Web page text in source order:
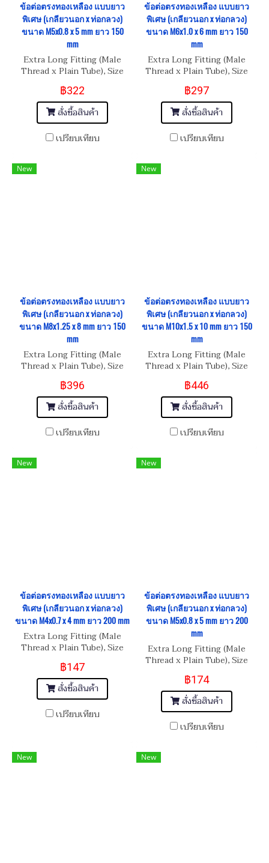
ข้อต่อตรงทองเหลือง แบบยาว
พิเศษ (เกลียวนอก x ท่อกลวง)
ขนาด M5x0.8 x 5 mm ยาว 150
mm
Extra Long Fitting (Male
Thread x Plain Tube), Size
M5x0.8 x 5 mm
฿322
สั่งซื้อสินค้า
เปรียบเทียบ
ข้อต่อตรงทองเหลือง แบบยาว
พิเศษ (เกลียวนอก x ท่อกลวง)
ขนาด M6x1.0 x 6 mm ยาว 150
mm
Extra Long Fitting (Male
Thread x Plain Tube), Size
M6x1.0 x 6 mm
฿297
สั่งซื้อสินค้า
เปรียบเทียบ
New
ข้อต่อตรงทองเหลือง แบบยาว
พิเศษ (เกลียวนอก x ท่อกลวง)
ขนาด M8x1.25 x 8 mm ยาว 150
mm
Extra Long Fitting (Male
Thread x Plain Tube), Size
฿396
สั่งซื้อสินค้า
เปรียบเทียบ
New
ข้อต่อตรงทองเหลือง แบบยาว
พิเศษ (เกลียวนอก x ท่อกลวง)
ขนาด M10x1.5 x 10 mm ยาว 150
mm
Extra Long Fitting (Male
Thread x Plain Tube), Size
฿446
สั่งซื้อสินค้า
เปรียบเทียบ
New
ข้อต่อตรงทองเหลือง แบบยาว
พิเศษ (เกลียวนอก x ท่อกลวง)
ขนาด M4x0.7 x 4 mm ยาว 200 mm
Extra Long Fitting (Male
Thread x Plain Tube), Size
M4x0.7 x 4 mm
฿147
สั่งซื้อสินค้า
เปรียบเทียบ
New
ข้อต่อตรงทองเหลือง แบบยาว
พิเศษ (เกลียวนอก x ท่อกลวง)
ขนาด M5x0.8 x 5 mm ยาว 200
mm
Extra Long Fitting (Male
Thread x Plain Tube), Size
M5x0.8 x 5 mm
฿174
สั่งซื้อสินค้า
เปรียบเทียบ
New New